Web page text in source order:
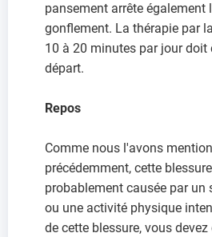
pansement arrête également
gonflement. La thérapie par
10 à 20 minutes par jour doit
départ.
Repos
Comme nous l'avons
précédemment, cette
probablement causée par un
ou une activité physique
de cette blessure, vous